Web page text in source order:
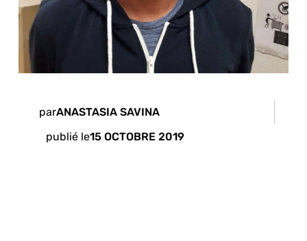
parANASTASIA SAVINA
publié le15 OCTOBRE 2019